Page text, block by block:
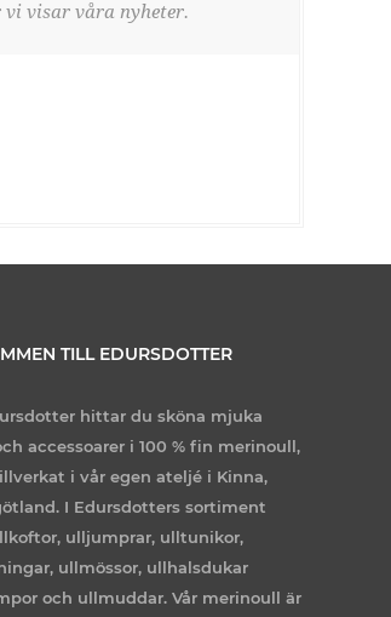
vi visar våra nyheter.
TILL EDURSDOTTER
hittar du sköna mjuka
accessoarer i 100 % fin merinoull,
i vår egen ateljé i Kinna,
I Edursdotters sortiment
ulljumprar, ulltunikor,
ullmössor, ullhalsdukar
och ullmuddar. Vår merinoull är